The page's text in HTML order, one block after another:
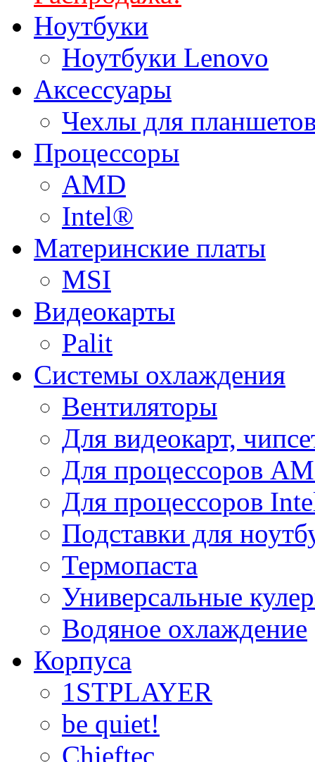
Ноутбуки
Ноутбуки Lenovo
Аксессуары
Чехлы для
Процессоры
AMD
Intel®
Материнские платы
MSI
Видеокарты
Palit
Системы охлаждения
Вентиляторы
Для видеокарт,
Для процессоров
Для процессоров
Подставки для
Термопаста
Универсальные
Водяное охлаждение
Корпуса
1STPLAYER
be quiet!
Chieftec